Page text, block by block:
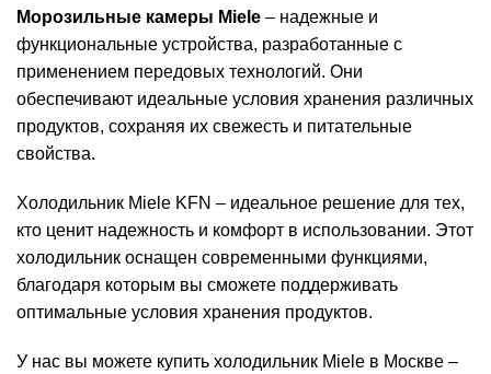
Морозильные камеры Miele – надежные и
функциональные устройства, разработанные с
применением передовых технологий. Они
обеспечивают идеальные условия хранения различных
продуктов, сохраняя их свежесть и питательные
свойства.
Холодильник Miele KFN – идеальное решение для тех,
кто ценит надежность и комфорт в использовании. Этот
холодильник оснащен современными функциями,
благодаря которым вы сможете поддерживать
оптимальные условия хранения продуктов.
У нас вы можете купить холодильник Miele в Москве –